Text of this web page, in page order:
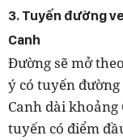
3. Tuyến đường
Canh
Đường sẽ mở
ý có tuyến đường
Canh dài khoảng
tuyến có điểm